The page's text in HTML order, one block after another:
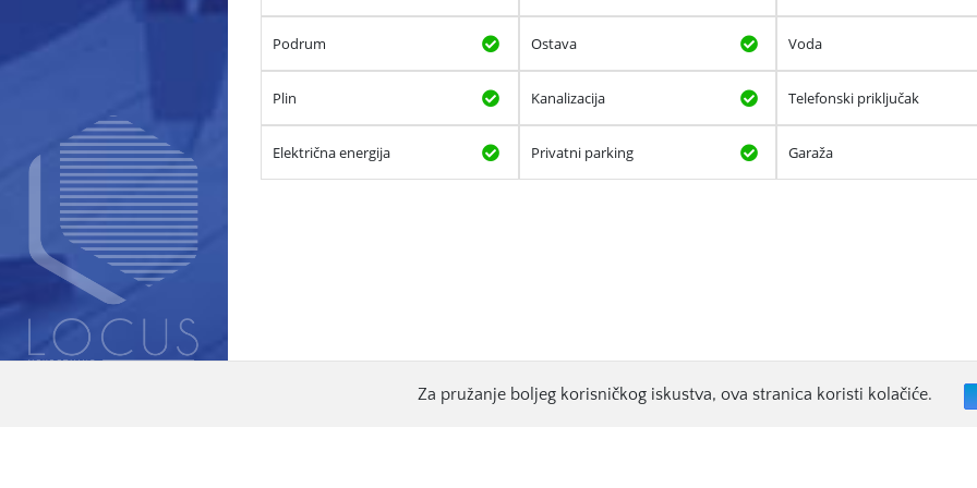
Podrum Ostava Voda
Plin Kanalizacija Telefonski priključak
Električna energija Privatni parking Garaža
Za pružanje boljeg korisničkog iskustva, ova stranica koristi kolačiće.